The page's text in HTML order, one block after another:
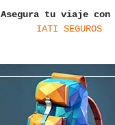
Asegura tu viaje
IATI SEGUROS